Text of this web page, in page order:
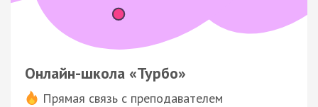
Онлайн-школа «Турбо»
Прямая связь с преподавателем